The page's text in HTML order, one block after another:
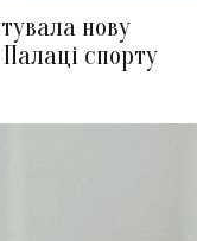
нову
спорту